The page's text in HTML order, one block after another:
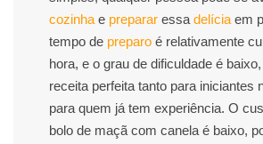
cozinha e preparar essa delícia em
tempo de preparo é relativamente
hora, e o grau de dificuldade é
receita perfeita tanto para iniciantes
para quem já tem experiência. O
bolo de maçã com canela é baixo,